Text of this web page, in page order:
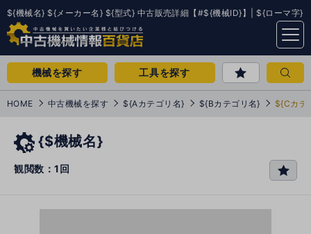
${機械名} ${メーカー名} ${型式} 中古販売詳細【#${機械ID}】| ${ローマ字}
menu
機械を探す 工具を探す
HOME 中古機械を探す ${Aカテゴリ名} ${Bカテゴリ名} ${Cカテ
{$機械名}
観閲数：1回
favo